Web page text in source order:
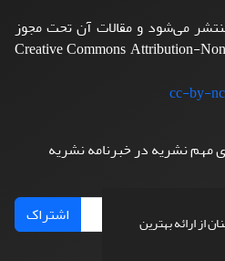
از ارائه بهترین
می‌شود و مقالات آن تحت مجوز
Creative Commons Attribution-
مهم نشریه در خبرنامه نشریه
اشتراک